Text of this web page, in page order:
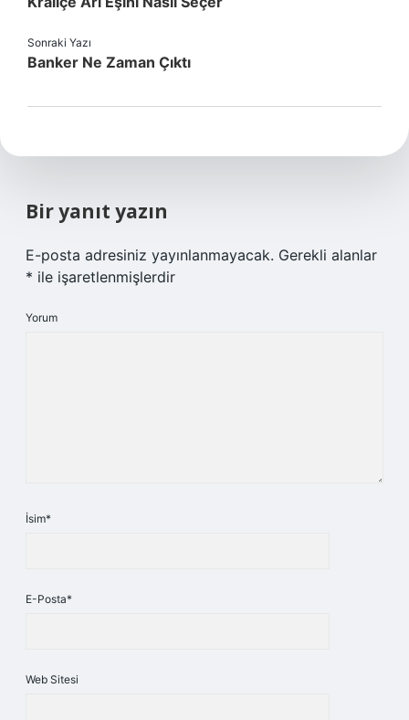
Sonraki Yazı
Banker Ne Zaman Çıktı
Bir yanıt yazın
E-posta adresiniz yayınlanmayacak. Gerekli alanlar
* ile işaretlenmişlerdir
Yorum
İsim*
E-Posta*
Web Sitesi